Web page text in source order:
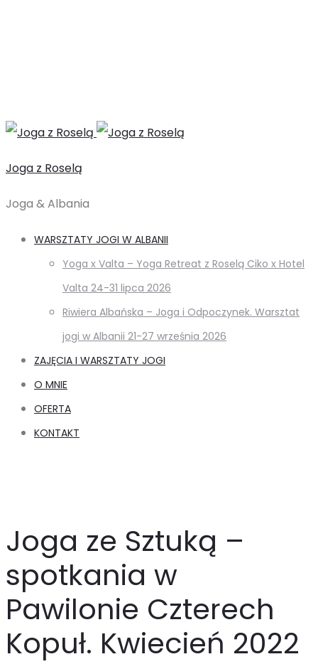
Joga z Roselą
Joga & Albania
WARSZTATY JOGI W ALBANII
Yoga x Valta – Yoga Retreat z Roselą Ciko x Hotel
Valta 24-31 lipca 2026
Riwiera Albańska – Joga i Odpoczynek. Warsztat
jogi w Albanii 21-27 września 2026
ZAJĘCIA I WARSZTATY JOGI
O MNIE
OFERTA
KONTAKT
Joga ze Sztuką –
spotkania w
Pawilonie Czterech
Kopuł. Kwiecień 2022